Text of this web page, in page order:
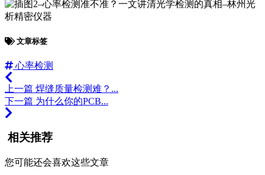
文章标签
心率检测
上一篇 焊缝质量检测难？...
下一篇 为什么你的PCB...
相关推荐
您可能还会喜欢这些文章